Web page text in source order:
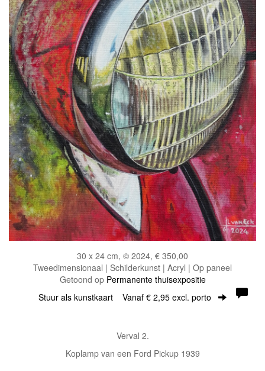
30 x 24 cm, © 2024, € 350,00
Tweedimensionaal | Schilderkunst | Acryl | Op paneel
Getoond op Permanente thuisexpositie
Stuur als kunstkaart Vanaf € 2,95 excl. porto
Verval 2.
Koplamp van een Ford Pickup 1939